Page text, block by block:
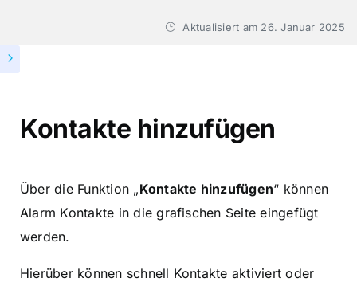
Aktualisiert am 26. Januar 2025
Kontakte hinzufügen
Über die Funktion „Kontakte hinzufügen“ können
Alarm Kontakte in die grafischen Seite eingefügt
werden.
Hierüber können schnell Kontakte aktiviert oder